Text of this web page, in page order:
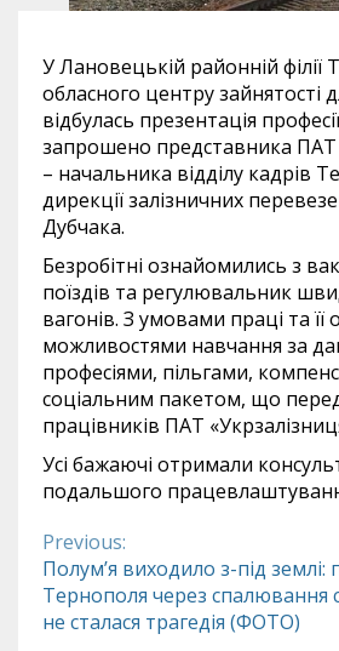
У Лановецькій районній філії
обласного центру зайнятості
відбулась презентація
запрошено представника ПАТ
– начальника відділу кадрів
дирекції залізничних
Дубчака.
Безробітні ознайомились з
поїздів та регулювальник
вагонів. З умовами праці та її
можливостями навчання за
професіями, пільгами,
соціальним пакетом, що
працівників ПАТ
Усі бажаючі отримали
подальшого
Continue
Reading
Previous:
Полум’я виходило з-під землі:
Тернополя через спалювання
не сталася трагедія (ФОТО)